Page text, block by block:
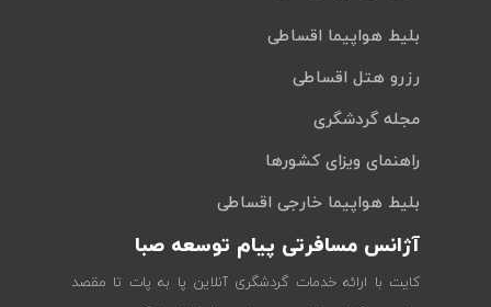
بلیط هواپیما اقساطی
رزرو هتل اقساطی
مجله گردشگری
راهنمای ویزای کشورها
بلیط هواپیما خارجی اقساطی
آژانس مسافرتی پیام توسعه صبا
کایت با ارائه خدمات گردشگری آنلاین پا به پات تا مقصد